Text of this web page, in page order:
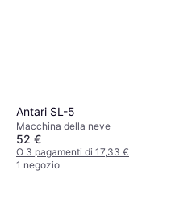
Antari SL-5
Macchina della neve
52 €
O 3 pagamenti di 17,33 €
1 negozio